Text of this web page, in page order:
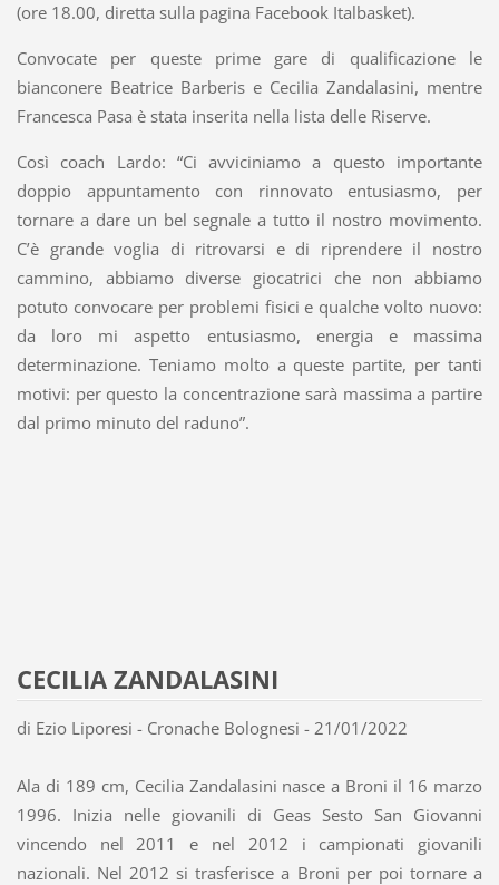
(ore 18.00, diretta sulla pagina Facebook Italbasket).
Convocate per queste prime gare di qualificazione le
bianconere Beatrice Barberis e Cecilia Zandalasini, mentre
Francesca Pasa è stata inserita nella lista delle Riserve.
Così coach Lardo: “Ci avviciniamo a questo importante
doppio appuntamento con rinnovato entusiasmo, per
tornare a dare un bel segnale a tutto il nostro movimento.
C’è grande voglia di ritrovarsi e di riprendere il nostro
cammino, abbiamo diverse giocatrici che non abbiamo
potuto convocare per problemi fisici e qualche volto nuovo:
da loro mi aspetto entusiasmo, energia e massima
determinazione. Teniamo molto a queste partite, per tanti
motivi: per questo la concentrazione sarà massima a partire
dal primo minuto del raduno”.
CECILIA ZANDALASINI
di Ezio Liporesi - Cronache Bolognesi - 21/01/2022
Ala di 189 cm, Cecilia Zandalasini nasce a Broni il 16 marzo
1996. Inizia nelle giovanili di Geas Sesto San Giovanni
vincendo nel 2011 e nel 2012 i campionati giovanili
nazionali. Nel 2012 si trasferisce a Broni per poi tornare a